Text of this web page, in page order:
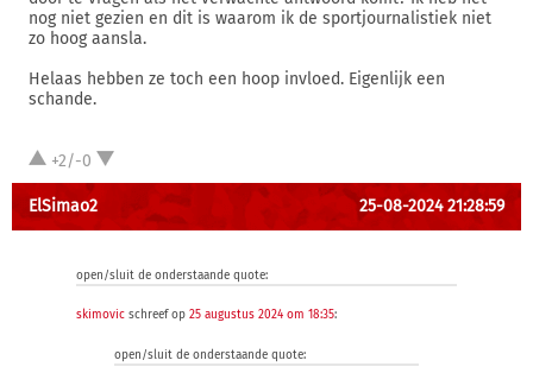
nog niet gezien en dit is waarom ik de sportjournalistiek niet
zo hoog aansla.
Helaas hebben ze toch een hoop invloed. Eigenlijk een
schande.
+2/-0
ElSimao2 25-08-2024 21:28:59
open/sluit de onderstaande quote:
skimovic schreef op 25 augustus 2024 om 18:35:
open/sluit de onderstaande quote: